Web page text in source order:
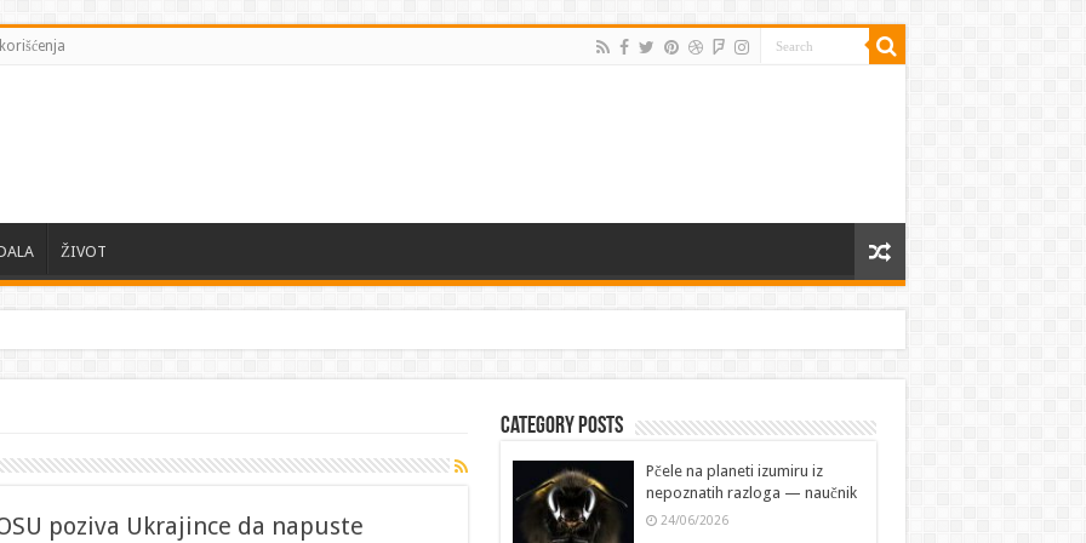
ŽIVOT
poziva Ukrajince da napuste
Category Posts
Pčele na planeti izumiru iz
nepoznatih razloga — naučnik
24/06/2026